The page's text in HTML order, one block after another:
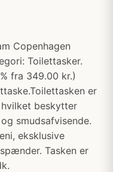
Copenhagen
Toilettasker.
fra 349.00 kr.)
er
beskytter
smudsafvisende.
eksklusive
Tasken er